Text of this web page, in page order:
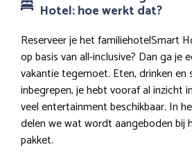
Hotel: hoe werkt dat?
Reserveer je het familiehotelSmart
op basis van all-inclusive? Dan ga je
vakantie tegemoet. Eten, drinken en
inbegrepen, je hebt vooraf al inzicht
veel entertainment beschikbaar. In
delen we wat wordt aangeboden bij
pakket.